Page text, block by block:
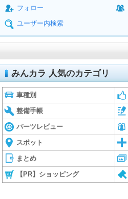
フォロー
ユーザー内検索
みんカラ 人気のカテゴリ
車種別
整備手帳
パーツレビュー
スポット
まとめ
【PR】ショッピング